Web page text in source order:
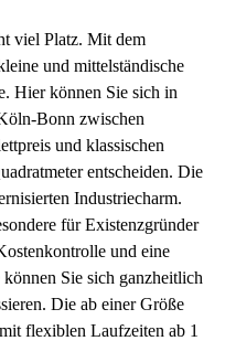
viel Platz. Mit dem
und mittelständische
Hier können Sie sich in
Bonn zwischen
und klassischen
entscheiden. Die
Industriecharm.
für Existenzgründer
und eine
Sie sich ganzheitlich
Die ab einer Größe
flexiblen Laufzeiten ab 1